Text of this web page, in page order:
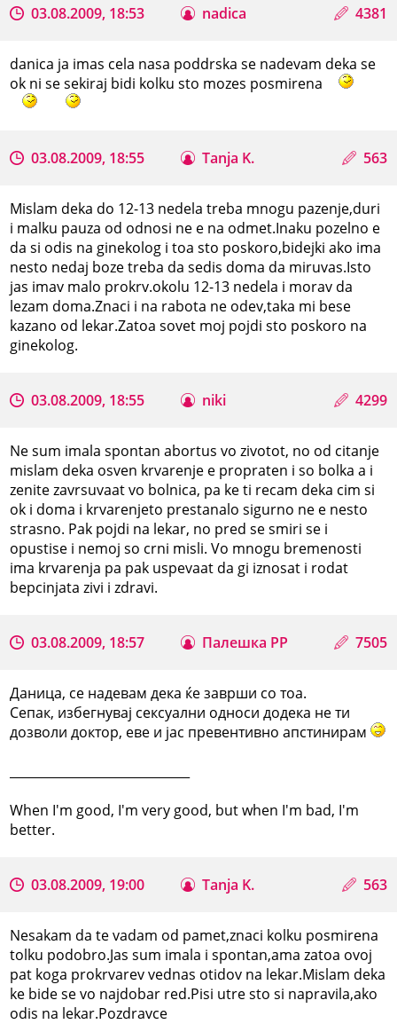
03.08.2009, 18:53 nadica 4381
danica ja imas cela nasa poddrska se nadevam deka se
ok ni se sekiraj bidi kolku sto mozes posmirena
03.08.2009, 18:55 Tanja K. 563
Mislam deka do 12-13 nedela treba mnogu pazenje,duri
i malku pauza od odnosi ne e na odmet.Inaku pozelno e
da si odis na ginekolog i toa sto poskoro,bidejki ako ima
nesto nedaj boze treba da sedis doma da miruvas.Isto
jas imav malo prokrv.okolu 12-13 nedela i morav da
lezam doma.Znaci i na rabota ne odev,taka mi bese
kazano od lekar.Zatoa sovet moj pojdi sto poskoro na
ginekolog.
03.08.2009, 18:55 niki 4299
Ne sum imala spontan abortus vo zivotot, no od citanje
mislam deka osven krvarenje e propraten i so bolka a i
zenite zavrsuvaat vo bolnica, pa ke ti recam deka cim si
ok i doma i krvarenjeto prestanalo sigurno ne e nesto
strasno. Pak pojdi na lekar, no pred se smiri se i
opustise i nemoj so crni misli. Vo mnogu bremenosti
ima krvarenja pa pak uspevaat da gi iznosat i rodat
bepcinjata zivi i zdravi.
03.08.2009, 18:57 Палешка РР 7505
Даница, се надевам дека ќе заврши со тоа.
Сепак, избегнувај сексуални односи додека не ти
дозволи доктор, еве и јас превентивно апстинирам
When I'm good, I'm very good, but when I'm bad, I'm
better.
03.08.2009, 19:00 Tanja K. 563
Nesakam da te vadam od pamet,znaci kolku posmirena
tolku podobro.Jas sum imala i spontan,ama zatoa ovoj
pat koga prokrvarev vednas otidov na lekar.Mislam deka
ke bide se vo najdobar red.Pisi utre sto si napravila,ako
odis na lekar.Pozdravce